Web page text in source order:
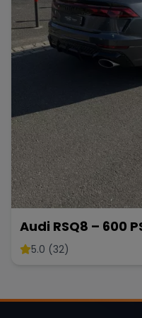
Audi RSQ8 – 600
5.0 (32)